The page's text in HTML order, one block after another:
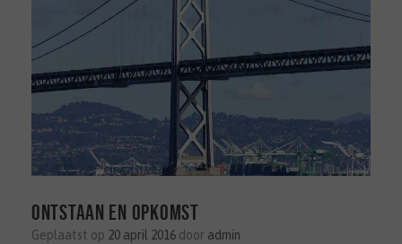
Ontstaan en opkomst
Geplaatst op 20 april 2016 door admin